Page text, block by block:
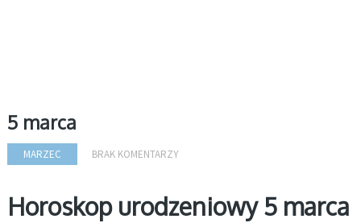
5 marca
MARZEC BRAK KOMENTARZY
Horoskop urodzeniowy 5 marca